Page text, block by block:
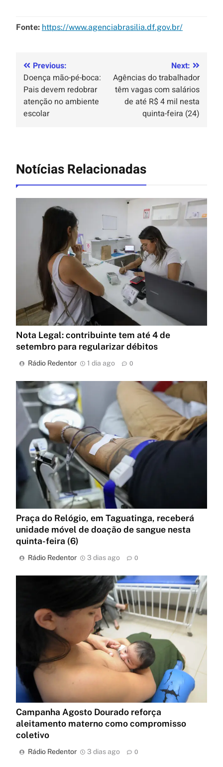
Fonte: https://www.agenciabrasilia.df.gov.br/
Previous:
Doença mão-pé-boca:
Pais devem redobrar
atenção no ambiente
escolar
Next:
Agências do trabalhador
têm vagas com salários
de até R$ 4 mil nesta
quinta-feira (24)
Notícias Relacionadas
Nota Legal: contribuinte tem até 4 de
setembro para regularizar débitos
Rádio Redentor 1 dia ago 0
Praça do Relógio, em Taguatinga, receberá
unidade móvel de doação de sangue nesta
quinta-feira (6)
Rádio Redentor 3 dias ago 0
Campanha Agosto Dourado reforça
aleitamento materno como compromisso
coletivo
Rádio Redentor 3 dias ago 0